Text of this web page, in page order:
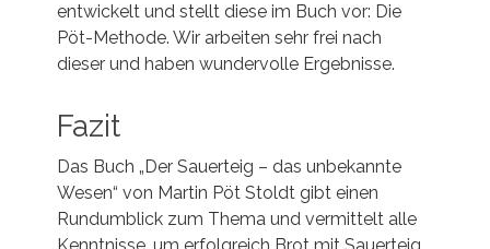
entwickelt und stellt diese im Buch vor: Die
Pöt-Methode. Wir arbeiten sehr frei nach
dieser und haben wundervolle Ergebnisse.
Fazit
Das Buch „Der Sauerteig – das unbekannte
Wesen“ von Martin Pöt Stoldt gibt einen
Rundumblick zum Thema und vermittelt alle